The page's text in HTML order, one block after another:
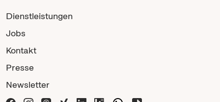
Dienstleistungen
Jobs
Kontakt
Presse
Newsletter